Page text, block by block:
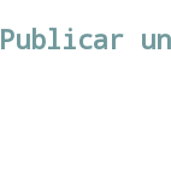
Publicar